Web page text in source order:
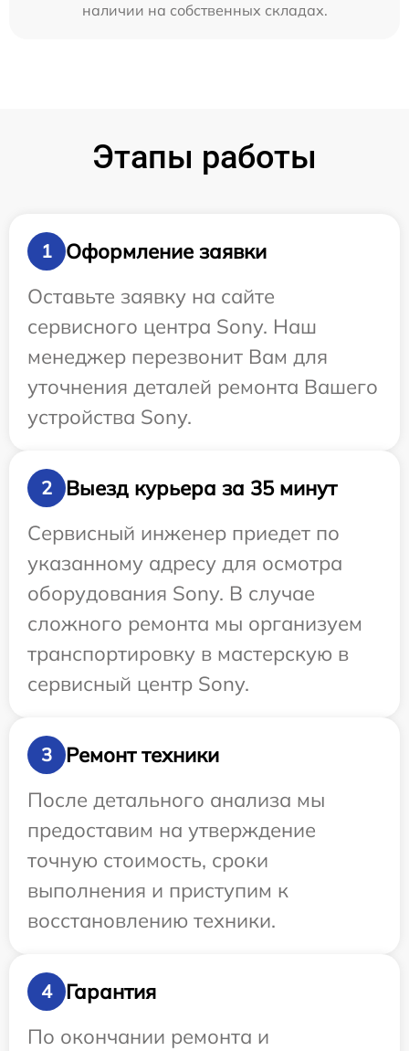
наличии на собственных складах.
Этапы работы
1
Оформление заявки
Оставьте заявку на сайте
сервисного центра Sony. Наш
менеджер перезвонит Вам для
уточнения деталей ремонта Вашего
устройства Sony.
2
Выезд курьера за 35 минут
Сервисный инженер приедет по
указанному адресу для осмотра
оборудования Sony. В случае
сложного ремонта мы организуем
транспортировку в мастерскую в
сервисный центр Sony.
3
Ремонт техники
После детального анализа мы
предоставим на утверждение
точную стоимость, сроки
выполнения и приступим к
восстановлению техники.
4
Гарантия
По окончании ремонта и